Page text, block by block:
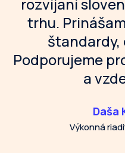
trhu.
štandardy,
Podporujeme
a
Daša
Výkonná